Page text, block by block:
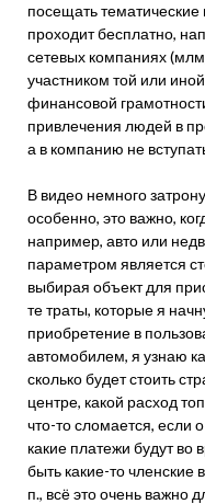
посещать тематические
проходит бесплатно,
сетевых компаниях
участником той или
финансовой
привлечения людей в
а в компанию не
В видео немного
особенно, это важно,
например, авто или
параметром является
выбирая объект для
те траты, которые я
приобретение в
автомобилем, я узнаю
сколько будет стоить
центре, какой расход
что-то сломается, если
какие платежи будут во
быть какие-то членские
п., всё это очень важно